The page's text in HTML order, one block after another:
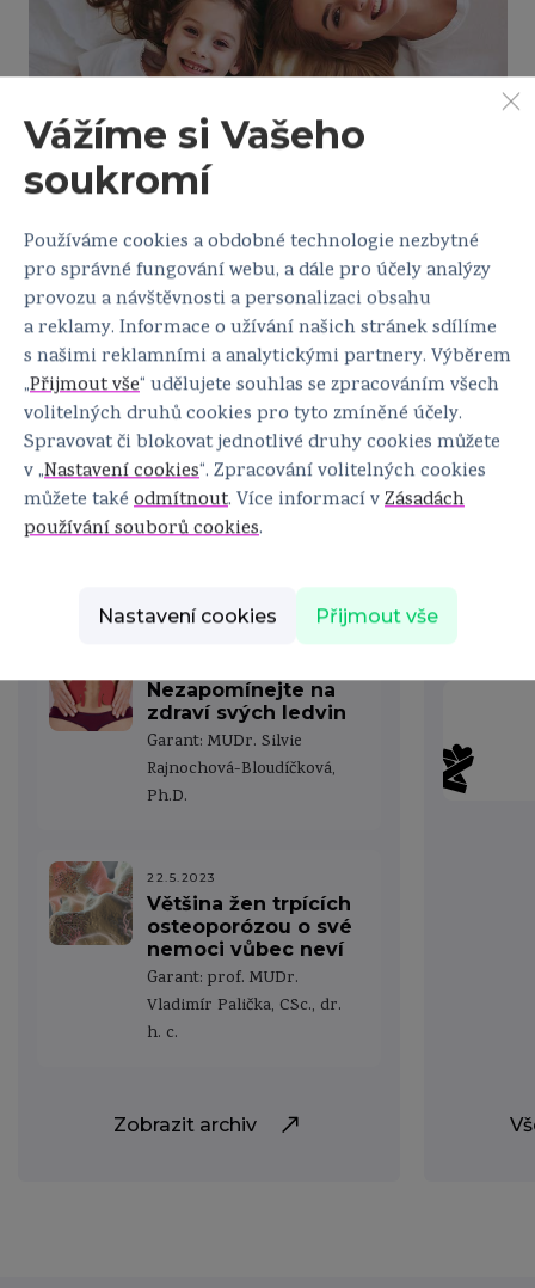
Aktuální informace
Cenné rady v podobě článků, videí, podcastů
a příběhů
30.5.2023
Gynekologická
prevence je
důležitá v každém
věku
Nezapomínejte na
zdraví svých ledvin
Garant: MUDr. Silvie
Rajnochová-Bloudíčková,
Ph.D.
22.5.2023
Většina žen trpících
osteoporózou o své
nemoci vůbec neví
Garant: prof. MUDr.
Vladimír Palička, CSc., dr.
h. c.
Zobrazit archiv
Ucelené
zajímají
Vážíme si Vašeho
soukromí
Používáme cookies a obdobné technologie nezbytné
pro správné fungování webu, a dále pro účely analýzy
provozu a návštěvnosti a personalizaci obsahu
a reklamy. Informace o užívání našich stránek sdílíme
s našimi reklamními a analytickými partnery. Výběrem
„Přijmout vše“ udělujete souhlas se zpracováním všech
volitelných druhů cookies pro tyto zmíněné účely.
Spravovat či blokovat jednotlivé druhy cookies můžete
v „Nastavení cookies“. Zpracování volitelných cookies
můžete také odmítnout. Více informací vZásadách
používání souborů cookies.
Nastavení cookies Přijmout vše